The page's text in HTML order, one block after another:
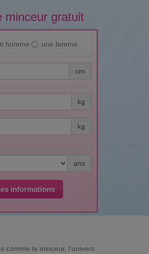
minceur gratuit
homme une femme
cm
kg
kg
ans
informations
comme la minceur, l'univers